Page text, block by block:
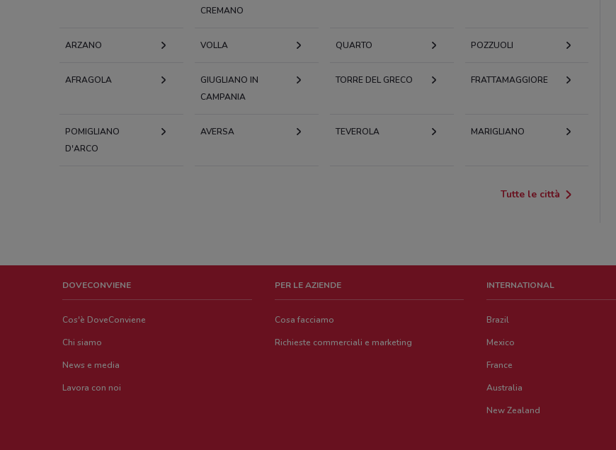
CREMANO
ARZANO VOLLA QUARTO POZZUOLI
AFRAGOLA
GIUGLIANO IN
CAMPANIA
TORRE DEL GRECO FRATTAMAGGIORE
POMIGLIANO
D'ARCO
AVERSA TEVEROLA MARIGLIANO
Tutte le città
DOVECONVIENE
Cos'è DoveConviene
Chi siamo
News e media
Lavora con noi
PER LE AZIENDE
Cosa facciamo
Richieste commerciali e marketing
INTERNATIONAL
Brazil
Mexico
France
Australia
New Zealand